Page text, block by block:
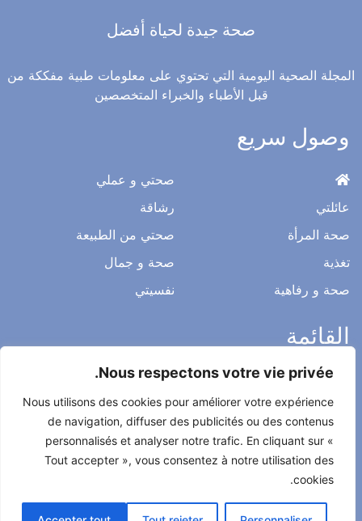
Nous respectons votre vie privée.
Nous utilisons des cookies pour améliorer votre expérience
de navigation, diffuser des publicités ou des contenus
personnalisés et analyser notre trafic. En cliquant sur «
Tout accepter », vous consentez à notre utilisation des
cookies.
صحة جيدة لحياة أفضل
المجلة الصحية اليومية التي تحتوي على معلومات طبية مفككة من
قبل الأطباء والخبراء المتخصصين
وصول سريع
عائلتي
صحة المرأة
تغذية
صحة و رفاهية
صحتي و عملي
رشاقة
صحتي من الطبيعة
صحة و جمال
نفسيتي
القائمة
ميثاق التحرير
الخصوصية
الاشعار القانوني
شروط الاستخدام العامة
اتصل بنا